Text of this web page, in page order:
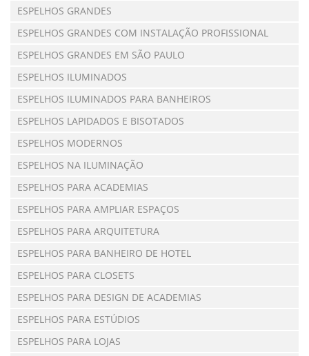
ESPELHOS GRANDES
ESPELHOS GRANDES COM INSTALAÇÃO PROFISSIONAL
ESPELHOS GRANDES EM SÃO PAULO
ESPELHOS ILUMINADOS
ESPELHOS ILUMINADOS PARA BANHEIROS
ESPELHOS LAPIDADOS E BISOTADOS
ESPELHOS MODERNOS
ESPELHOS NA ILUMINAÇÃO
ESPELHOS PARA ACADEMIAS
ESPELHOS PARA AMPLIAR ESPAÇOS
ESPELHOS PARA ARQUITETURA
ESPELHOS PARA BANHEIRO DE HOTEL
ESPELHOS PARA CLOSETS
ESPELHOS PARA DESIGN DE ACADEMIAS
ESPELHOS PARA ESTÚDIOS
ESPELHOS PARA LOJAS